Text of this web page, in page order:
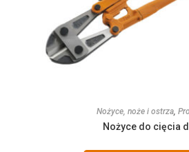
Nożyce, noże i ostrza,
Nożyce do cięcia